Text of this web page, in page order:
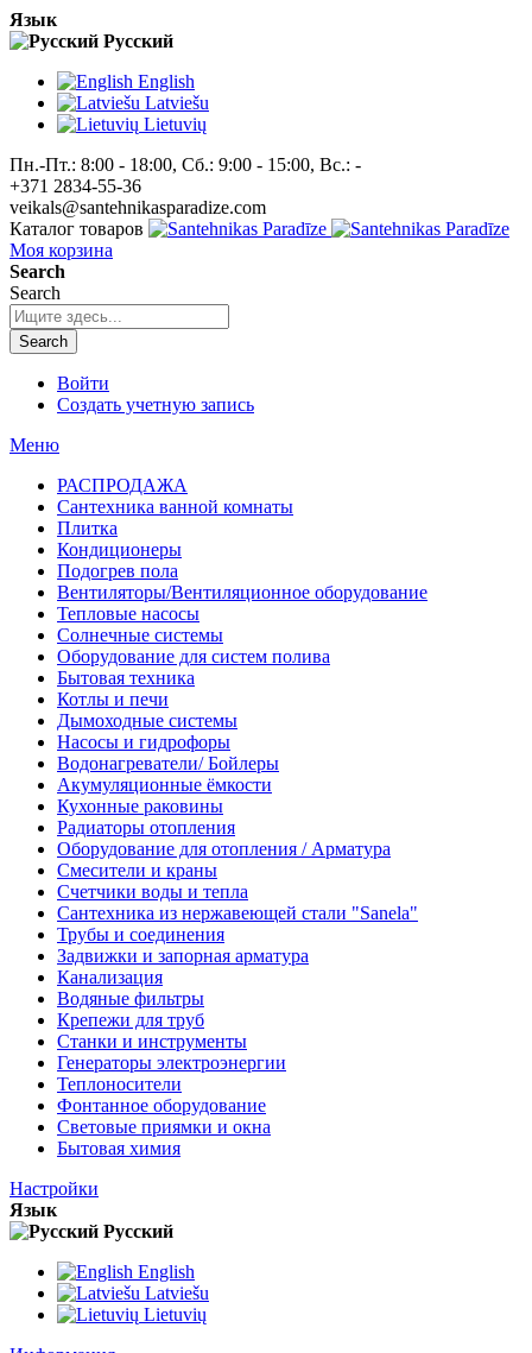
Язык
Pусский
English
Latviešu
Lietuvių
Пн.-Пт.: 8:00 - 18:00, Сб.: 9:00 - 15:00, Вс.: -
+371 2834-55-36
veikals@santehnikasparadize.com
Каталог товаров
Моя корзина
Search
Search
Search
Войти
Создать учетную запись
Меню
РАСПРОДАЖА
Сантехника ванной комнаты
Плитка
Кондиционеры
Подогрев пола
Вентиляторы/Вентиляционное оборудование
Тепловые насосы
Солнечные системы
Оборудование для систем полива
Бытовая техника
Котлы и печи
Дымоходные системы
Насосы и гидрофоры
Водонагреватели/ Бойлеры
Акумуляционные ёмкости
Кухонные раковины
Радиаторы отопления
Оборудование для отопления / Арматура
Смесители и краны
Счетчики воды и тепла
Сантехника из нержавеющей стали "Sanela"
Трубы и соединения
Задвижки и запорная арматура
Канализация
Водяные фильтры
Крепежи для труб
Станки и инструменты
Генераторы электроэнергии
Теплоносители
Фонтанное оборудование
Световые приямки и окна
Бытовая химия
Настройки
Язык
Pусский
English
Latviešu
Lietuvių